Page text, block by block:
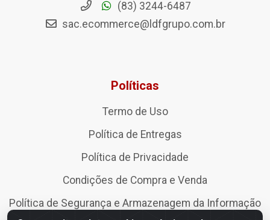
(83) 3244-6487
sac.ecommerce@ldfgrupo.com.br
Políticas
Termo de Uso
Política de Entregas
Política de Privacidade
Condições de Compra e Venda
Política de Segurança e Armazenagem da Informação